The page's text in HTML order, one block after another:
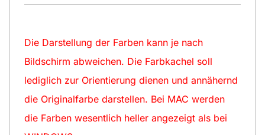
Die Darstellung der Farben kann je nach
Bildschirm abweichen. Die Farbkachel soll
lediglich zur Orientierung dienen und annähernd
die Originalfarbe darstellen. Bei MAC werden
die Farben wesentlich heller angezeigt als bei